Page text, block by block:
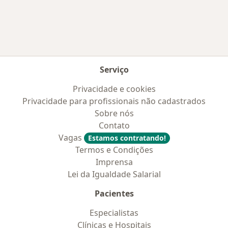
Serviço
Privacidade e cookies
Privacidade para profissionais não cadastrados
Sobre nós
Contato
Vagas
Estamos contratando!
Termos e Condições
Imprensa
Lei da Igualdade Salarial
Pacientes
Especialistas
Clínicas e Hospitais